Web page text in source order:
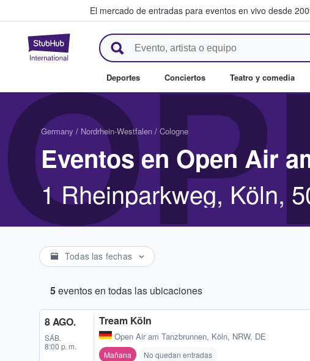
El mercado de entradas para eventos en vivo desde
StubHub: compra y venta de
Deportes Conciertos Teatro y comedia
Germany / Nordrhein-Westfalen / Cologne
Eventos en Open Air
1 Rheinparkweg, Köln,
Todas las fechas
5eventos en todas las ubicaciones
8 AGO.
SÁB.
8:00 p. m.
Tream Köln
Open Air am Tanzbrunnen, Köln, NRW, DE
Mañana No quedan entradas